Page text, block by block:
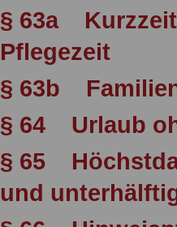
§ 63a
Pflegezeit
§ 63b
§ 64 Urlaub
§ 65
und